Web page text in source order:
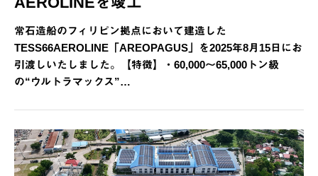
常石造船のフィリピン拠点において建造した
TESS66AEROLINE「AREOPAGUS」を2025年8月15日にお
引渡しいたしました。【特徴】・60,000〜65,000トン級
の“ウルトラマックス”…